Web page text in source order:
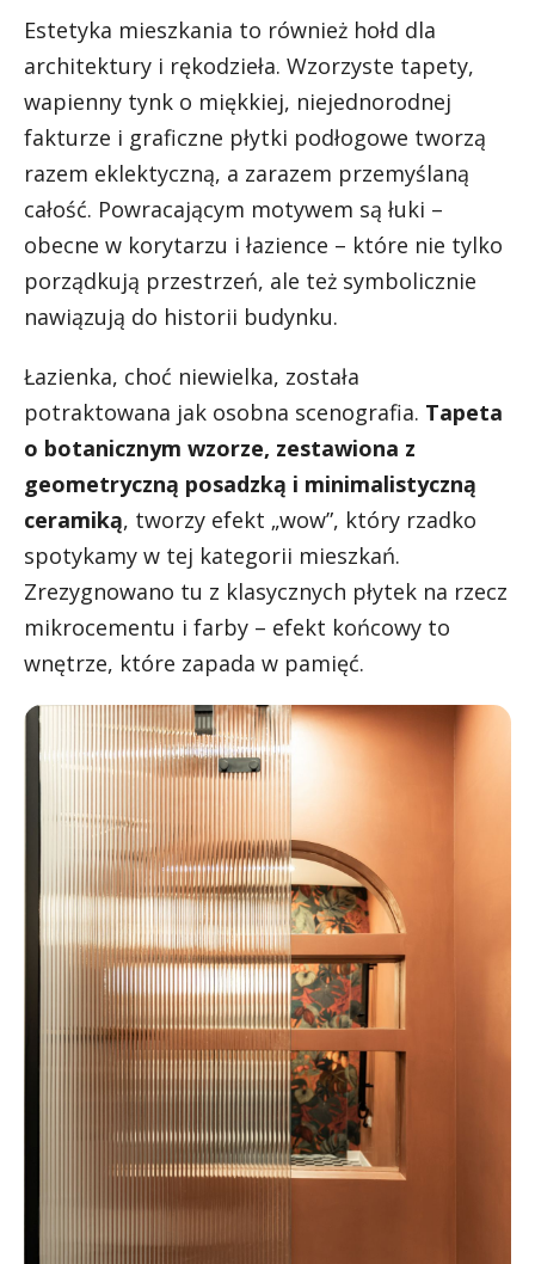
Estetyka mieszkania to również hołd dla
architektury i rękodzieła. Wzorzyste tapety,
wapienny tynk o miękkiej, niejednorodnej
fakturze i graficzne płytki podłogowe tworzą
razem eklektyczną, a zarazem przemyślaną
całość. Powracającym motywem są łuki –
obecne w korytarzu i łazience – które nie tylko
porządkują przestrzeń, ale też symbolicznie
nawiązują do historii budynku.
Łazienka, choć niewielka, została
potraktowana jak osobna scenografia. Tapeta
o botanicznym wzorze, zestawiona z
geometryczną posadzką i minimalistyczną
ceramiką, tworzy efekt „wow”, który rzadko
spotykamy w tej kategorii mieszkań.
Zrezygnowano tu z klasycznych płytek na rzecz
mikrocementu i farby – efekt końcowy to
wnętrze, które zapada w pamięć.